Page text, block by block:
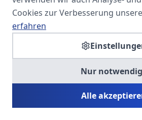
Führungskräfte
SOMA HR KONSULT UG
Personalberatung & Executive
Cookies zur Verbesserung
erfahren
Nur
Alle